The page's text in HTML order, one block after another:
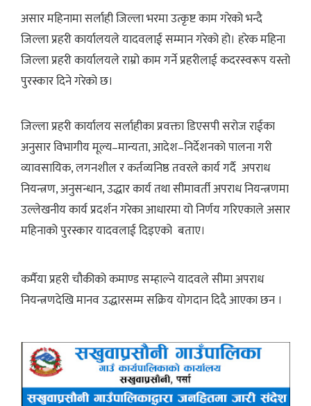
असार महिनामा सर्लाही जिल्ला भरमा उत्कृष्ट काम गरेको भन्दै
जिल्ला प्रहरी कार्यालयले यादवलाई सम्मान गरेको हो। हरेक महिना
जिल्ला प्रहरी कार्यालयले राम्रो काम गर्ने प्रहरीलाई कदरस्वरूप यस्तो
पुरस्कार दिने गरेको छ।
जिल्ला प्रहरी कार्यालय सर्लाहीका प्रवक्ता डिएसपी सरोज राईका
अनुसार विभागीय मूल्य–मान्यता, आदेश–निर्देशनको पालना गरी
व्यावसायिक, लगनशील र कर्तव्यनिष्ठ तवरले कार्य गर्दै अपराध
नियन्त्रण, अनुसन्धान, उद्धार कार्य तथा सीमावर्ती अपराध नियन्त्रणमा
उल्लेखनीय कार्य प्रदर्शन गरेका आधारमा यो निर्णय गरिएकाले असार
महिनाको पुरस्कार यादवलाई दिइएको बताए।
कर्मैया प्रहरी चौकीको कमाण्ड सम्हाल्ने यादवले सीमा अपराध
नियन्त्रणदेखि मानव उद्धारसम्म सक्रिय योगदान दिदै आएका छन ।